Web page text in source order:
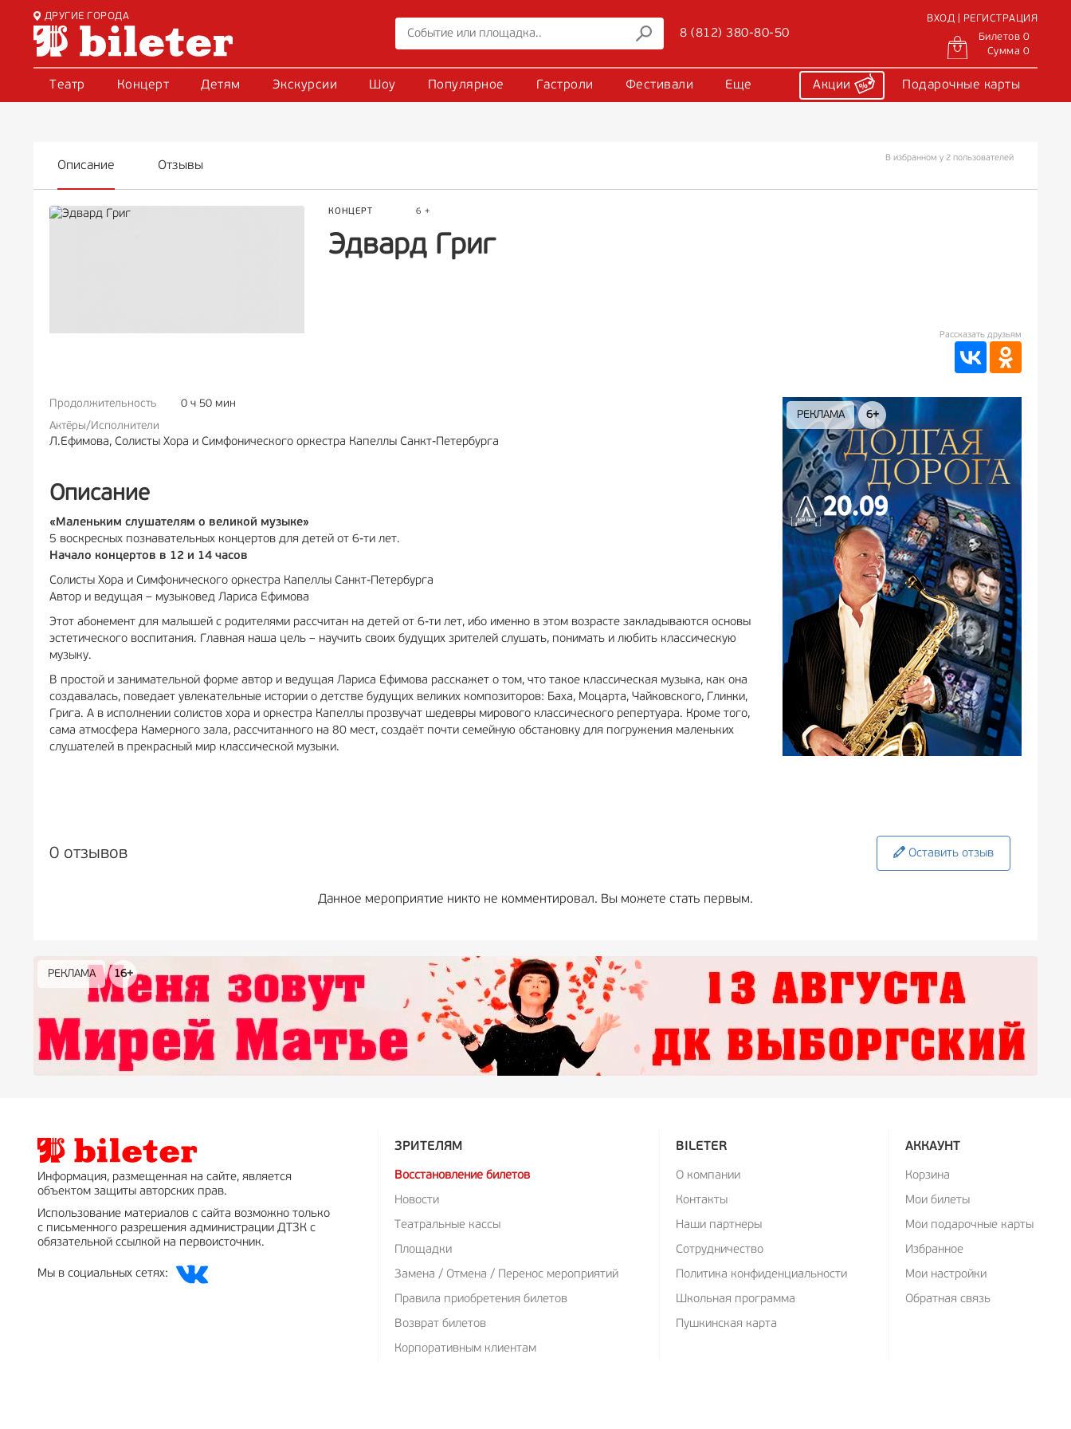
ДРУГИЕ ГОРОДА
8 (812) 380-80-50
ВХОД | РЕГИСТРАЦИЯ
Билетов 0
Сумма 0
Театр Концерт Детям Экскурсии Шоу Популярное Гастроли Фестивали Еще Акции Подарочные карты
Описание Отзывы
В избранном у 2 пользователей
КОНЦЕРТ 6 +
Эдвард Григ
Рассказать друзьям
Продолжительность
0 ч 50 мин
Актёры/Исполнители
Л.Ефимова, Солисты Хора и Симфонического оркестра Капеллы Санкт-Петербурга
Описание
«Маленьким слушателям о великой музыке»
5 воскресных познавательных концертов для детей от 6-ти лет.
Начало концертов в 12 и 14 часов
Солисты Хора и Симфонического оркестра Капеллы Санкт-Петербурга
Автор и ведущая – музыковед Лариса Ефимова
Этот абонемент для малышей с родителями рассчитан на детей от 6-ти лет, ибо именно в этом возрасте закладываются основы
эстетического воспитания. Главная наша цель – научить своих будущих зрителей слушать, понимать и любить классическую
музыку.
В простой и занимательной форме автор и ведущая Лариса Ефимова расскажет о том, что такое классическая музыка, как она
создавалась, поведает увлекательные истории о детстве будущих великих композиторов: Баха, Моцарта, Чайковского, Глинки,
Грига. А в исполнении солистов хора и оркестра Капеллы прозвучат шедевры мирового классического репертуара. Кроме того,
сама атмосфера Камерного зала, рассчитанного на 80 мест, создаёт почти семейную обстановку для погружения маленьких
слушателей в прекрасный мир классической музыки.
6+ РЕКЛАМА
0 отзывов Оставить отзыв
Данное мероприятие никто не комментировал. Вы можете стать первым.
РЕКЛАМА 16+
РЕКЛАМА 16+
РЕКЛАМА 12+
РЕКЛАМА
РЕКЛАМА 0+
РЕКЛАМА 18+
Информация, размещенная на сайте, является
объектом защиты авторских прав.
Использование материалов с сайта возможно только
с письменного разрешения администрации ДТЗК с
обязательной ссылкой на первоисточник.
Мы в социальных сетях:
ЗРИТЕЛЯМ
Восстановление билетов
Новости
Театральные кассы
Площадки
Замена / Отмена / Перенос мероприятий
Правила приобретения билетов
Возврат билетов
Корпоративным клиентам
BILETER
О компании
Контакты
Наши партнеры
Сотрудничество
Политика конфиденциальности
Школьная программа
Пушкинская карта
АККАУНТ
Корзина
Мои билеты
Мои подарочные карты
Избранное
Мои настройки
Обратная связь